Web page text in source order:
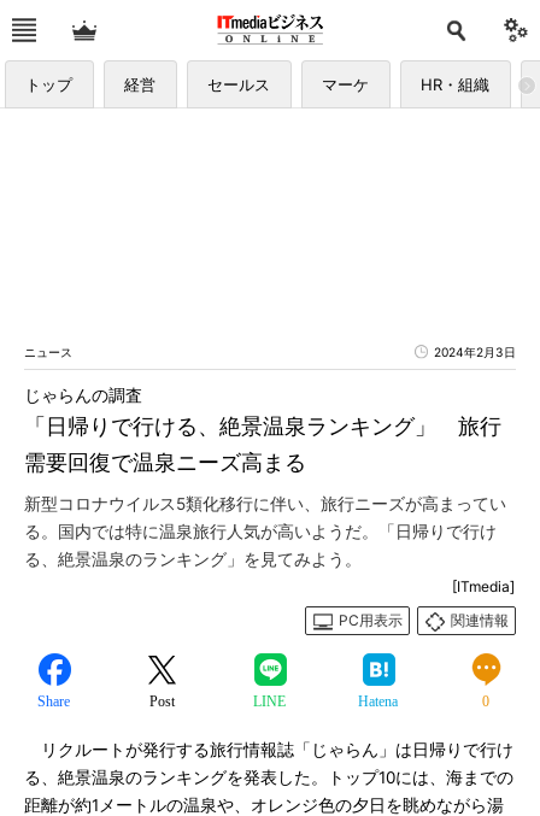
トップ 経営 セールス マーケ HR・組織
ニュース 2024年2月3日
「日帰りで行ける、絶景温泉ランキング」 旅行
需要回復で温泉ニーズ高まる
じゃらんの調査
新型コロナウイルス5類化移行に伴い、旅行ニーズが高まってい
る。国内では特に温泉旅行人気が高いようだ。「日帰りで行け
る、絶景温泉のランキング」を見てみよう。
[ITmedia]
PC用表示
関連情報
Share Post LINE Hatena 0
リクルートが発行する旅行情報誌「じゃらん」は日帰りで行け
る、絶景温泉のランキングを発表した。トップ10には、海までの
距離が約1メートルの温泉や、オレンジ色の夕日を眺めながら湯